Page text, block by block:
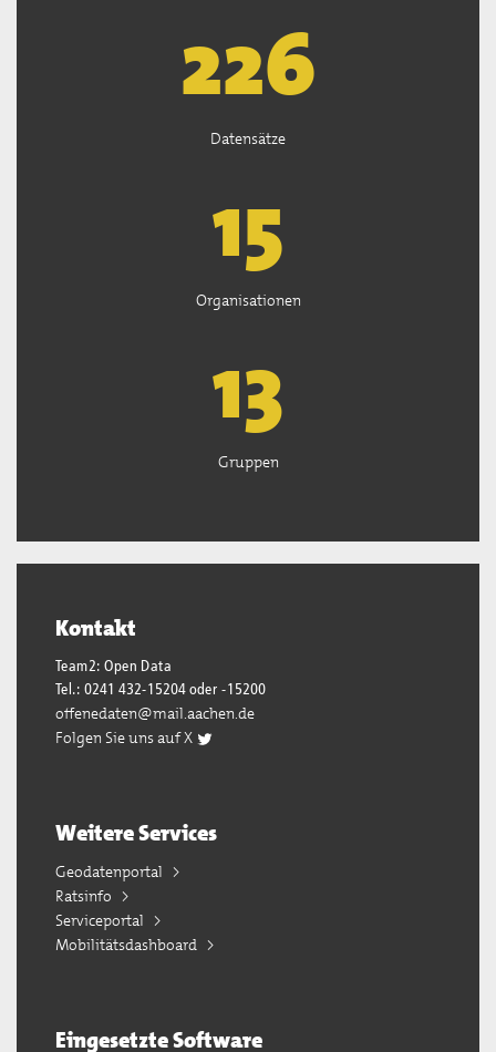
226
Datensätze
15
Organisationen
13
Gruppen
Kontakt
Team2: Open Data
Tel.: 0241 432-15204 oder -15200
offenedaten@mail.aachen.de
Folgen Sie uns auf X
Weitere Services
Geodatenportal
Ratsinfo
Serviceportal
Mobilitätsdashboard
Eingesetzte Software